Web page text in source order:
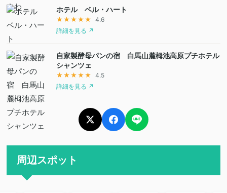
ホテル ベル・ハート
★★★★★
4.6
詳細を見る ↗
自家製酵母パンの宿 白馬山麓栂池高原プチホテル
シャンツェ
★★★★★
4.5
詳細を見る ↗
周辺スポット